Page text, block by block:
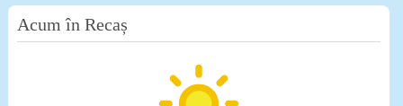
Acum în Recaș